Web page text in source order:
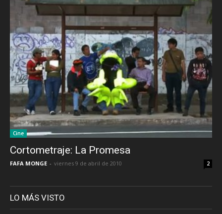
Cine
Cortometraje: La Promesa
FAFA MONGE - viernes 9 de abril de 2010 2
LO MÁS VISTO